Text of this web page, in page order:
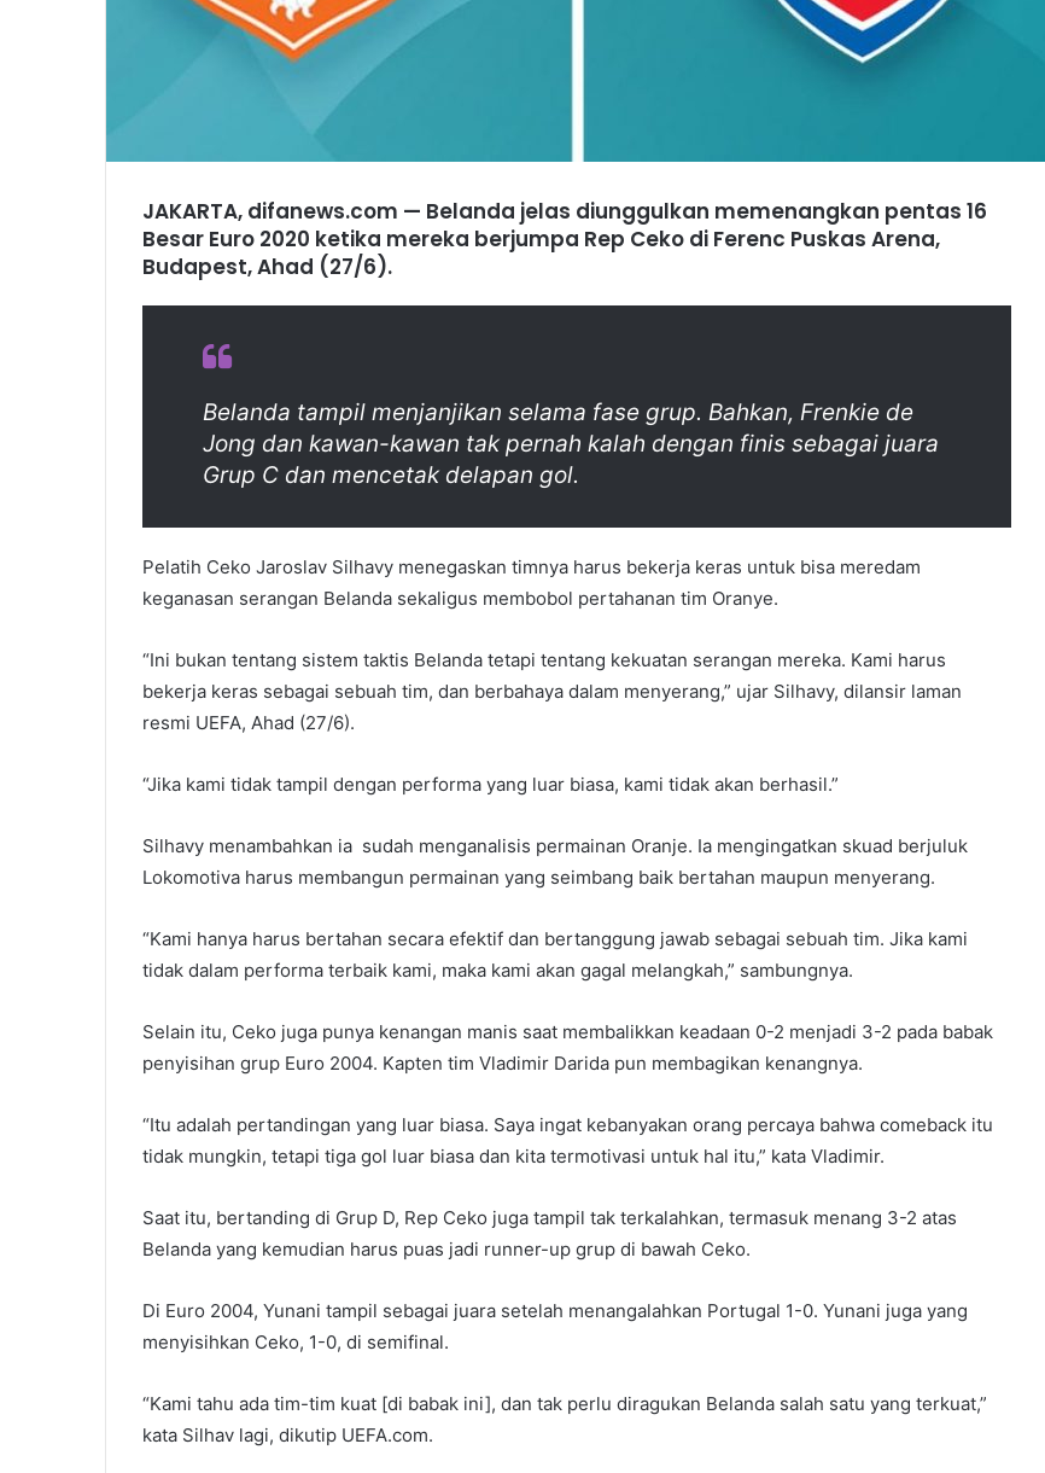
JAKARTA, difanews.com — Belanda jelas diunggulkan memenangkan pentas 16
Besar Euro 2020 ketika mereka berjumpa Rep Ceko di Ferenc Puskas Arena,
Budapest, Ahad (27/6).
Belanda tampil menjanjikan selama fase grup. Bahkan, Frenkie de
Jong dan kawan-kawan tak pernah kalah dengan finis sebagai juara
Grup C dan mencetak delapan gol.
Pelatih Ceko Jaroslav Silhavy menegaskan timnya harus bekerja keras untuk bisa meredam
keganasan serangan Belanda sekaligus membobol pertahanan tim Oranye.
“Ini bukan tentang sistem taktis Belanda tetapi tentang kekuatan serangan mereka. Kami harus
bekerja keras sebagai sebuah tim, dan berbahaya dalam menyerang,” ujar Silhavy, dilansir laman
resmi UEFA, Ahad (27/6).
“Jika kami tidak tampil dengan performa yang luar biasa, kami tidak akan berhasil.”
Silhavy menambahkan ia sudah menganalisis permainan Oranje. Ia mengingatkan skuad berjuluk
Lokomotiva harus membangun permainan yang seimbang baik bertahan maupun menyerang.
“Kami hanya harus bertahan secara efektif dan bertanggung jawab sebagai sebuah tim. Jika kami
tidak dalam performa terbaik kami, maka kami akan gagal melangkah,” sambungnya.
Selain itu, Ceko juga punya kenangan manis saat membalikkan keadaan 0-2 menjadi 3-2 pada babak
penyisihan grup Euro 2004. Kapten tim Vladimir Darida pun membagikan kenangnya.
“Itu adalah pertandingan yang luar biasa. Saya ingat kebanyakan orang percaya bahwa comeback itu
tidak mungkin, tetapi tiga gol luar biasa dan kita termotivasi untuk hal itu,” kata Vladimir.
Saat itu, bertanding di Grup D, Rep Ceko juga tampil tak terkalahkan, termasuk menang 3-2 atas
Belanda yang kemudian harus puas jadi runner-up grup di bawah Ceko.
Di Euro 2004, Yunani tampil sebagai juara setelah menangalahkan Portugal 1-0. Yunani juga yang
menyisihkan Ceko, 1-0, di semifinal.
“Kami tahu ada tim-tim kuat [di babak ini], dan tak perlu diragukan Belanda salah satu yang terkuat,”
kata Silhav lagi, dikutip UEFA.com.